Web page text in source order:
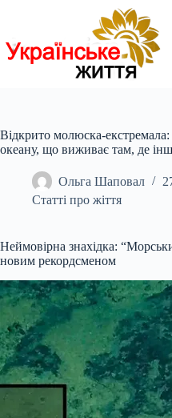
Відкрито молюска-
океану, що виживає там, де
Ольга Шаповал
Статті про жіття
Неймовірна знахідка:
новим рекордсменом